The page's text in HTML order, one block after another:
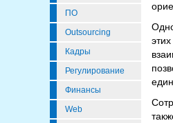
ПО
Outsourcing
Кадры
Регулирование
Финансы
Web